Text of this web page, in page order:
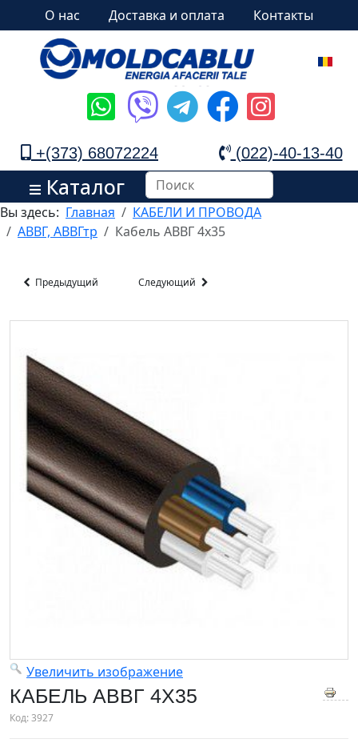
О нас Доставка и оплата Контакты
+(373) 68072224 (022)-40-13-40
Каталог
Вы здесь: Главная
КАБЕЛИ И ПРОВОДА
АВВГ, АВВГтр
Кабель АВВГ 4х35
Предыдущий Следующий
Увеличить изображение
КАБЕЛЬ АВВГ 4Х35
Код:3927